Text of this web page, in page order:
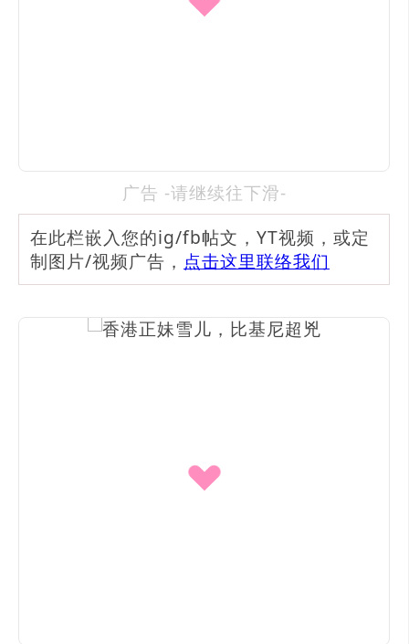
广告 -请继续往下滑-
在此栏嵌入您的ig/fb帖文，YT视频，或定
制图片/视频广告， 点击这里联络我们